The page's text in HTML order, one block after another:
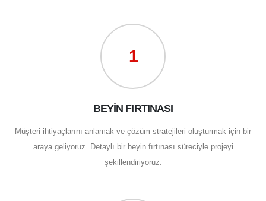
1
BEYİN FIRTINASI
Müşteri ihtiyaçlarını anlamak ve çözüm stratejileri oluşturmak için bir
araya geliyoruz. Detaylı bir beyin fırtınası süreciyle projeyi
şekillendiriyoruz.